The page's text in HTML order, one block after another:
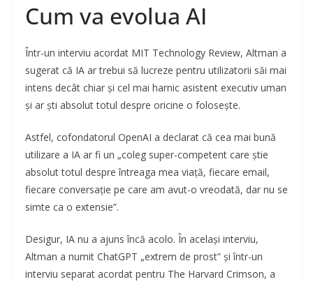
Cum va evolua AI
Într-un interviu acordat MIT Technology Review, Altman a
sugerat că IA ar trebui să lucreze pentru utilizatorii săi mai
intens decât chiar și cel mai harnic asistent executiv uman
și ar ști absolut totul despre oricine o folosește.
Astfel, cofondatorul OpenAI a declarat că cea mai bună
utilizare a IA ar fi un „coleg super-competent care știe
absolut totul despre întreaga mea viață, fiecare email,
fiecare conversație pe care am avut-o vreodată, dar nu se
simte ca o extensie”.
Desigur, IA nu a ajuns încă acolo. În același interviu,
Altman a numit ChatGPT „extrem de prost” și într-un
interviu separat acordat pentru The Harvard Crimson, a